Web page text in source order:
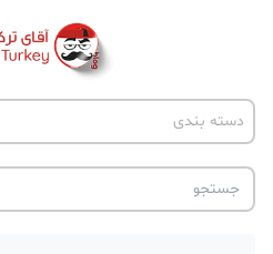
دسته بندی
اخبار ترکیه
پروژه ها
تحصیل در ترکیه